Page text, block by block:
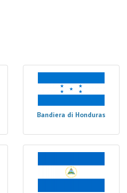
Bandiera di Honduras